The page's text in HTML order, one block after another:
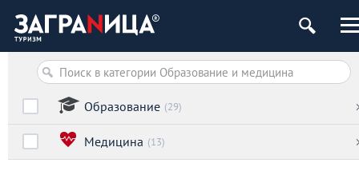
Образование (29)
Медицина (13)